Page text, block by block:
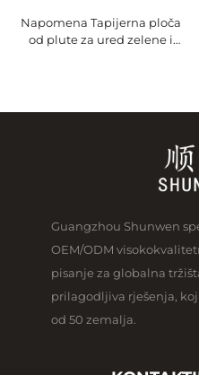
Napomena Tapijerna ploča
od plute za ured zelene i
Guangzhou Shunwen
OEM/ODM
pisanje za globalna
prilagodljiva rješenja,
od 50 zemalja.